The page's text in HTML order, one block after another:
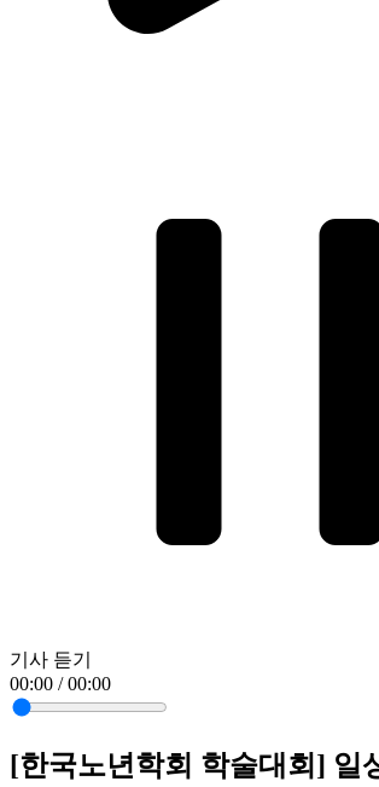
기사 듣기
00:00 / 00:00
[한국노년학회 학술대회] 일